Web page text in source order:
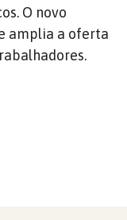
O novo
amplia a oferta